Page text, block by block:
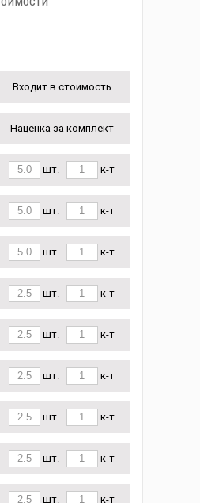
Входит в стоимость
Наценка за комплект
шт. к-т
шт. к-т
шт. к-т
шт. к-т
шт. к-т
шт. к-т
шт. к-т
шт. к-т
шт. к-т